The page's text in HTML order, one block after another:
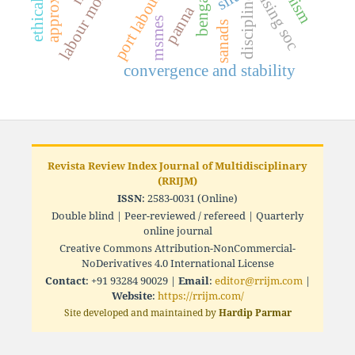
port labour bengal
convergence and stability
panna disciplineising soc
sanads
msmes
Revista Review Index Journal of Multidisciplinary
(RRIJM)
ISSN: 2583-0031 (Online)
Double blind | Peer-reviewed / refereed | Quarterly
online journal
Creative Commons Attribution-NonCommercial-
NoDerivatives 4.0 International License
Contact: +91 93284 90029 | Email: editor@rrijm.com|
Website: https://rrijm.com/
Site developed and maintained byHardip Parmar